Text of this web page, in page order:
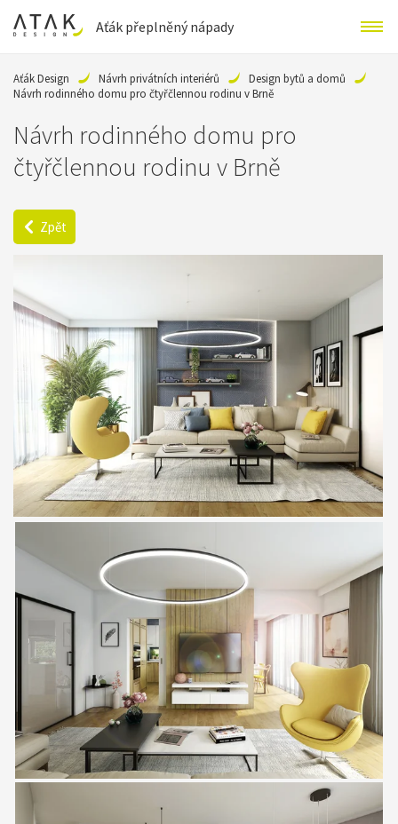
Aťák přeplněný nápady
Aťák Design Návrh privátních interiérů
Design bytů a domů
Návrh rodinného domu pro čtyřčlennou rodinu v Brně
Návrh rodinného domu pro
čtyřčlennou rodinu v Brně
Zpět